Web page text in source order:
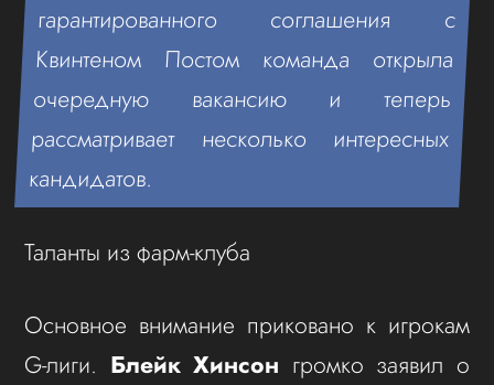
гарантированного соглашения с
Квинтеном Постом команда открыла
очередную вакансию и теперь
рассматривает несколько интересных
кандидатов.
Таланты из фарм-клуба
Основное внимание приковано к игрокам
G-лиги. Блейк Хинсон громко заявил о